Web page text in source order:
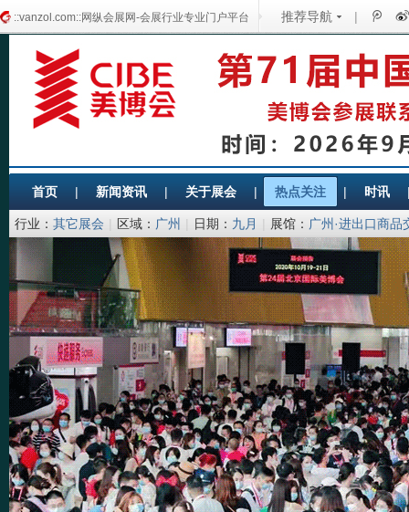
::vanzol.com::网纵会展网-会展行业专业门户平台 推荐导航 |
首页 | 新闻资讯 | 关于展会 | 热点关注 | 时讯
行业： 其它展会 | 区域： 广州 | 日期： 九月 | 展馆： 广州·进出口商品
协会